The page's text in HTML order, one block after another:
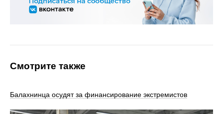
Смотрите также
Балахнинца осудят за финансирование экстремистов